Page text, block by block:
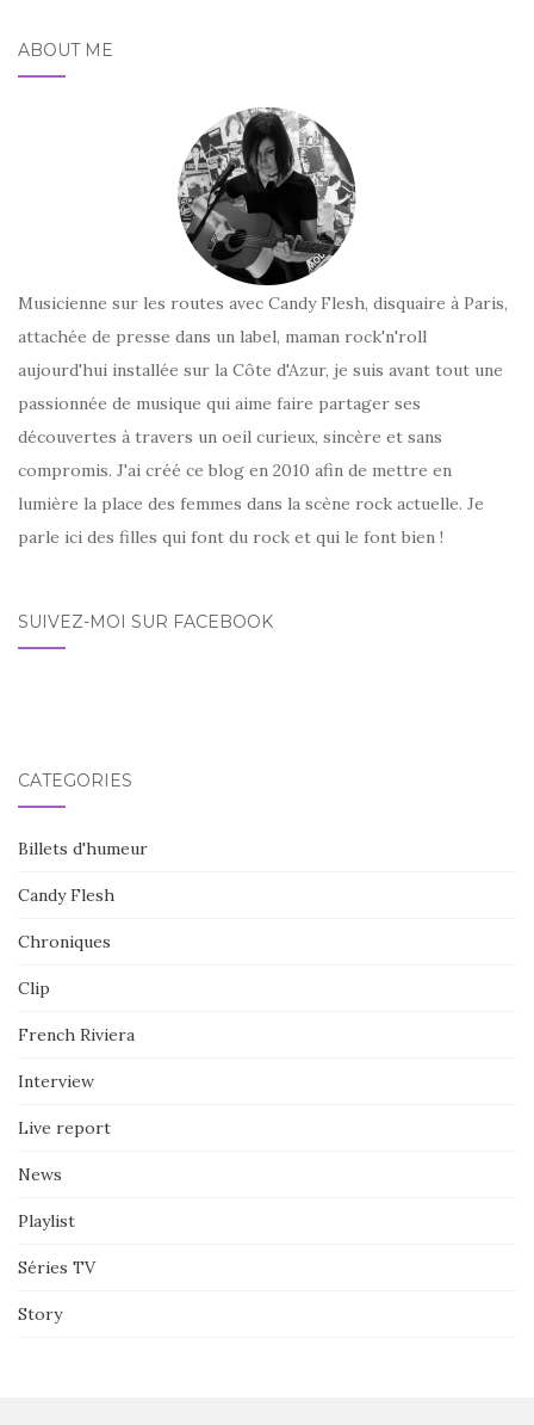
ABOUT ME
Musicienne sur les routes avec Candy Flesh, disquaire à Paris,
attachée de presse dans un label, maman rock'n'roll
aujourd'hui installée sur la Côte d'Azur, je suis avant tout une
passionnée de musique qui aime faire partager ses
découvertes à travers un oeil curieux, sincère et sans
compromis. J'ai créé ce blog en 2010 afin de mettre en
lumière la place des femmes dans la scène rock actuelle. Je
parle ici des filles qui font du rock et qui le font bien !
SUIVEZ-MOI SUR FACEBOOK
CATÉGORIES
Billets d'humeur
Candy Flesh
Chroniques
Clip
French Riviera
Interview
Live report
News
Playlist
Séries TV
Story